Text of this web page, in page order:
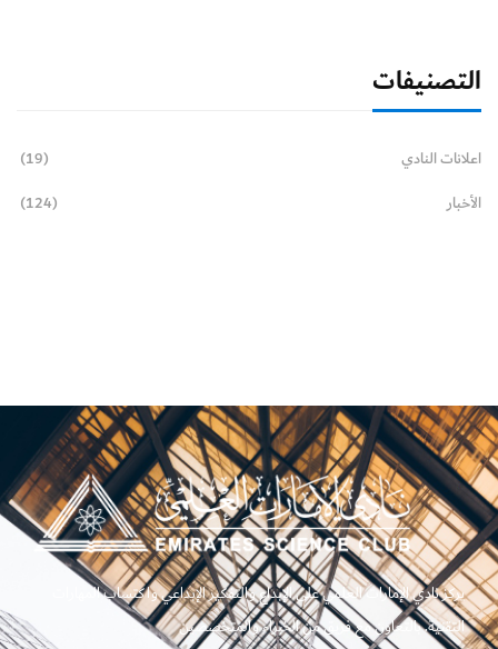
التصنيفات
اعلانات النادي
(19)
الأخبار
(124)
يركز نادي الإمارات العلمي على الإبداع والتفكير الإبداعي واكتساب المهارات
التقنية. بالتعاون مع فريق من الخبراء والمتخصصين